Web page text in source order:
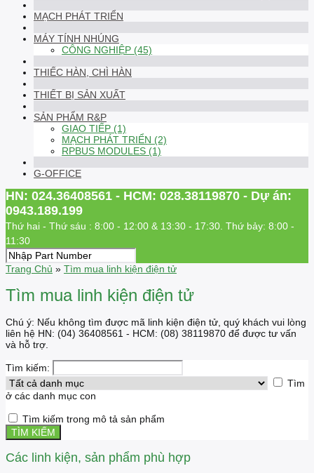
MẠCH PHÁT TRIỂN
MÁY TÍNH NHÚNG
CÔNG NGHIỆP (45)
THIẾC HÀN, CHÌ HÀN
THIẾT BỊ SẢN XUẤT
SẢN PHẨM R&P
GIAO TIẾP (1)
MẠCH PHÁT TRIỂN (2)
RPBUS MODULES (1)
G-OFFICE
HN: 024.36408561 - HCM: 028.38119870 - Dự án:
0943.189.199
Thứ hai - Thứ sáu : 8:00 - 12:00 & 13:30 - 17:30. Thứ bảy: 8:00 -
11:30
Trang Chủ » Tìm mua linh kiện điện tử
Tìm mua linh kiện điện tử
Chú ý: Nếu không tìm được mã linh kiện điện tử, quý khách vui lòng
liên hệ HN: (04) 36408561 - HCM: (08) 38119870 để được tư vấn
và hỗ trợ.
Tìm kiếm:
Tìm
ở các danh mục con
Tìm kiếm trong mô tả sản phẩm
Các linh kiện, sản phẩm phù hợp